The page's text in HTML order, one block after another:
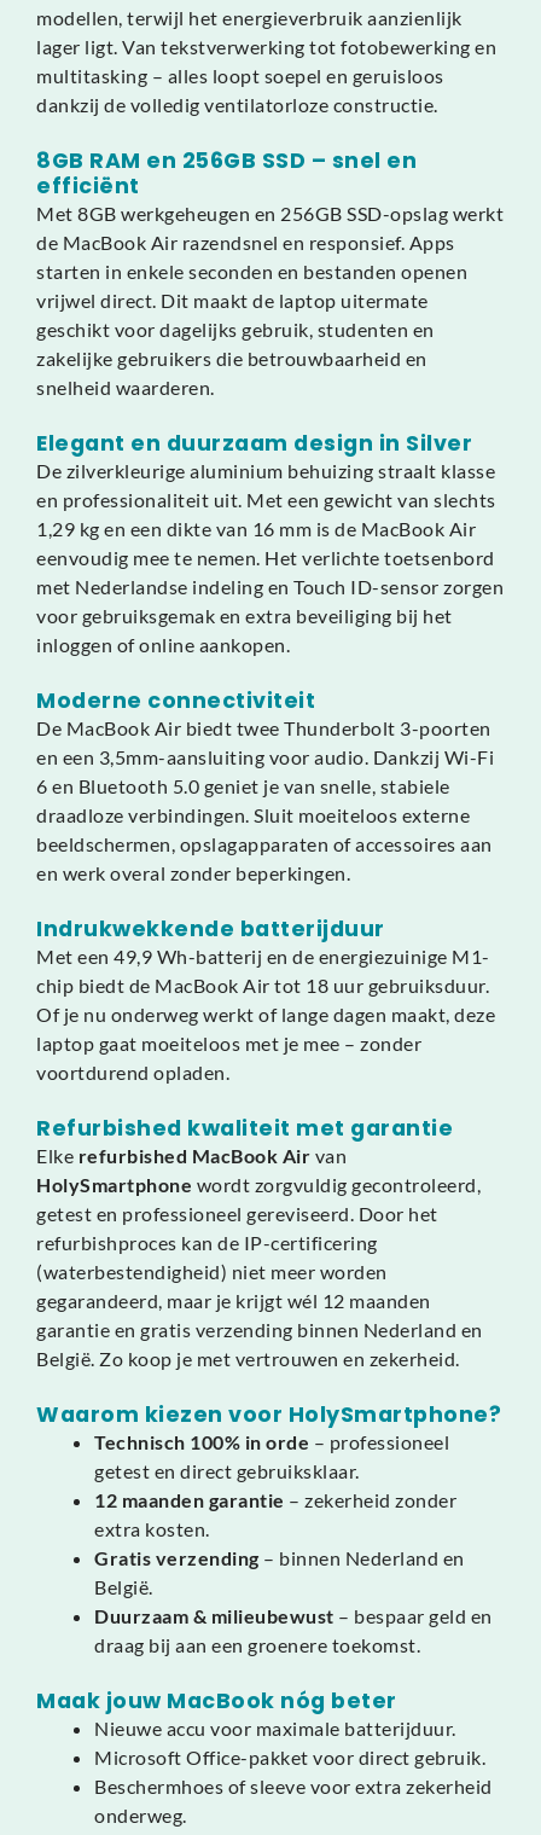
modellen, terwijl het energieverbruik aanzienlijk
lager ligt. Van tekstverwerking tot fotobewerking en
multitasking – alles loopt soepel en geruisloos
dankzij de volledig ventilatorloze constructie.
8GB RAM en 256GB SSD – snel en
efficiënt
Met 8GB werkgeheugen en 256GB SSD-opslag werkt
de MacBook Air razendsnel en responsief. Apps
starten in enkele seconden en bestanden openen
vrijwel direct. Dit maakt de laptop uitermate
geschikt voor dagelijks gebruik, studenten en
zakelijke gebruikers die betrouwbaarheid en
snelheid waarderen.
Elegant en duurzaam design in Silver
De zilverkleurige aluminium behuizing straalt klasse
en professionaliteit uit. Met een gewicht van slechts
1,29 kg en een dikte van 16 mm is de MacBook Air
eenvoudig mee te nemen. Het verlichte toetsenbord
met Nederlandse indeling en Touch ID-sensor zorgen
voor gebruiksgemak en extra beveiliging bij het
inloggen of online aankopen.
Moderne connectiviteit
De MacBook Air biedt twee Thunderbolt 3-poorten
en een 3,5mm-aansluiting voor audio. Dankzij Wi-Fi
6 en Bluetooth 5.0 geniet je van snelle, stabiele
draadloze verbindingen. Sluit moeiteloos externe
beeldschermen, opslagapparaten of accessoires aan
en werk overal zonder beperkingen.
Indrukwekkende batterijduur
Met een 49,9 Wh-batterij en de energiezuinige M1-
chip biedt de MacBook Air tot 18 uur gebruiksduur.
Of je nu onderweg werkt of lange dagen maakt, deze
laptop gaat moeiteloos met je mee – zonder
voortdurend opladen.
Refurbished kwaliteit met garantie
Elke refurbished MacBook Air van
HolySmartphone wordt zorgvuldig gecontroleerd,
getest en professioneel gereviseerd. Door het
refurbishproces kan de IP-certificering
(waterbestendigheid) niet meer worden
gegarandeerd, maar je krijgt wél 12 maanden
garantie en gratis verzending binnen Nederland en
België. Zo koop je met vertrouwen en zekerheid.
Waarom kiezen voor HolySmartphone?
Technisch 100% in orde – professioneel
getest en direct gebruiksklaar.
12 maanden garantie – zekerheid zonder
extra kosten.
Gratis verzending – binnen Nederland en
België.
Duurzaam & milieubewust – bespaar geld en
draag bij aan een groenere toekomst.
Maak jouw MacBook nóg beter
Nieuwe accu voor maximale batterijduur.
Microsoft Office-pakket voor direct gebruik.
Beschermhoes of sleeve voor extra zekerheid
onderweg.